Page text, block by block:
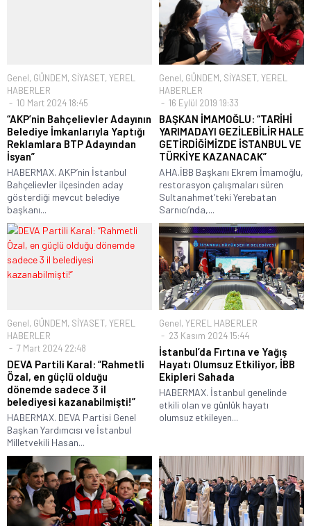
Genel, GÜNDEM, SİYASET, YEREL
HABERLER
10 Mart 2024 18:45
“AKP’nin Bahçelievler Adayının
Belediye İmkanlarıyla Yaptığı
Reklamlara BTP Adayından
İsyan”
HABERMAX. AKP’nin İstanbul
Bahçelievler ilçesinden aday
gösterdiği mevcut belediye
başkanı...
Genel, GÜNDEM, SİYASET, YEREL
HABERLER
16 Eylül 2019 19:33
BAŞKAN İMAMOĞLU: “TARİHİ
YARIMADAYI GEZİLEBİLİR HALE
GETİRDİĞİMİZDE İSTANBUL VE
TÜRKİYE KAZANACAK”
AHA.İBB Başkanı Ekrem İmamoğlu,
restorasyon çalışmaları süren
Sultanahmet’teki Yerebatan
Sarnıcı’nda,...
Genel, GÜNDEM, SİYASET, YEREL
HABERLER
7 Mart 2024 22:48
DEVA Partili Karal: “Rahmetli
Özal, en güçlü olduğu
dönemde sadece 3 il
belediyesi kazanabilmişti!”
HABERMAX. DEVA Partisi Genel
Başkan Yardımcısı ve İstanbul
Milletvekili Hasan...
Genel, YEREL HABERLER
23 Kasım 2024 15:44
İstanbul’da Fırtına ve Yağış
Hayatı Olumsuz Etkiliyor, İBB
Ekipleri Sahada
HABERMAX. İstanbul genelinde
etkili olan ve günlük hayatı
olumsuz etkileyen...